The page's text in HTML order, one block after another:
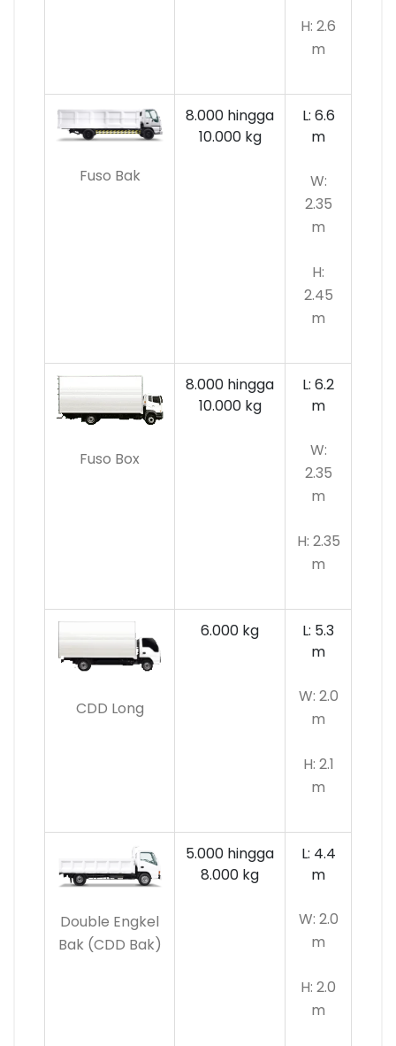
H: 2.6
m
Fuso Bak
8.000 hingga
10.000kg
L: 6.6
m
W:
2.35
m
H:
2.45
m
Fuso Box
8.000 hingga
10.000 kg
L: 6.2
m
W:
2.35
m
H: 2.35
m
CDD Long
6.000 kg
L: 5.3
m
W: 2.0
m
H: 2.1
m
Double Engkel
Bak (CDD Bak)
5.000 hingga
8.000 kg
L: 4.4
m
W: 2.0
m
H: 2.0
m